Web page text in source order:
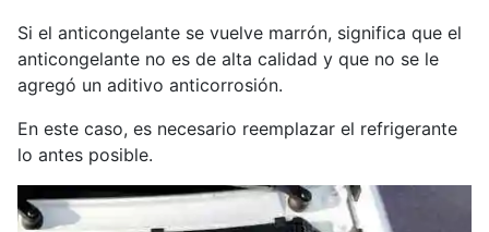
Si el anticongelante se vuelve marrón, significa que el
anticongelante no es de alta calidad y que no se le
agregó un aditivo anticorrosión.
En este caso, es necesario reemplazar el refrigerante
lo antes posible.